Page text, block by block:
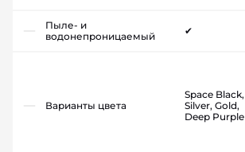
Пыле- и
водонепроницаемый
✔
Варианты цвета
Space Black,
Silver, Gold,
Deep Purple